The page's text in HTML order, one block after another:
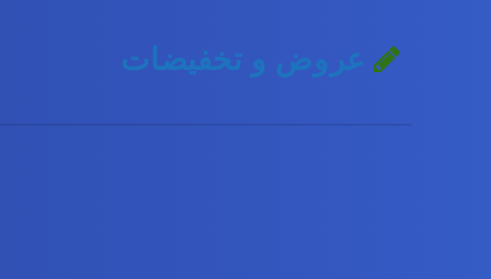
عروض و تخفيضات